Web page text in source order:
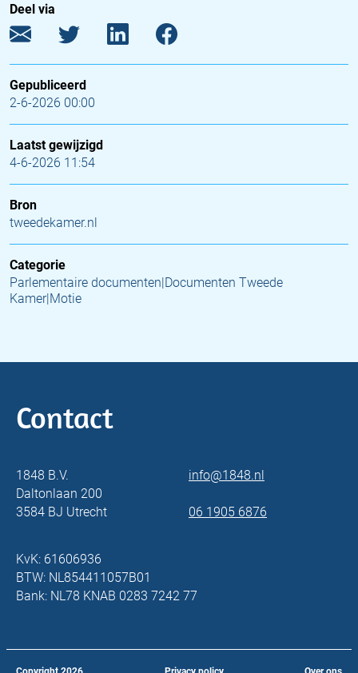
Deel via
Gepubliceerd
2-6-2026 00:00
Laatst gewijzigd
4-6-2026 11:54
Bron
tweedekamer.nl
Categorie
Parlementaire documenten|Documenten Tweede
Kamer|Motie
Contact
1848 B.V.
Daltonlaan 200
3584 BJ Utrecht
info@1848.nl
06 1905 6876
KvK: 61606936
BTW: NL854411057B01
Bank: NL78 KNAB 0283 7242 77